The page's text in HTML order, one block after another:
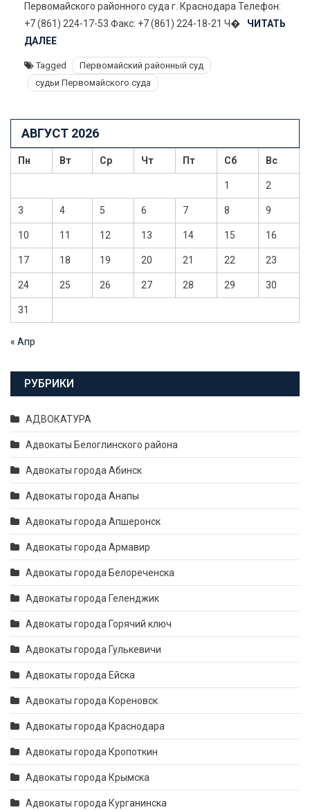
Г.
Краснодара
Первомайского районного суда г. Краснодара Телефон:
+7 (861) 224-17-53 Факс: +7 (861) 224-18-21 Ч�
ЧИТАТЬ
ДАЛЕЕ
Tagged
Первомайский районный суд
судьи Первомайского суда
АВГУСТ 2026
Пн Вт Ср Чт Пт Сб Вс
1 2
3 4 5 6 7 8 9
10 11 12 13 14 15 16
17 18 19 20 21 22 23
24 25 26 27 28 29 30
31
« Апр
РУБРИКИ
АДВОКАТУРА
Адвокаты Белоглинского района
Адвокаты города Абинск
Адвокаты города Анапы
Адвокаты города Апшеронск
Адвокаты города Армавир
Адвокаты города Белореченска
Адвокаты города Геленджик
Адвокаты города Горячий ключ
Адвокаты города Гулькевичи
Адвокаты города Ейска
Адвокаты города Кореновск
Адвокаты города Краснодара
Адвокаты города Кропоткин
Адвокаты города Крымска
Адвокаты города Курганинска